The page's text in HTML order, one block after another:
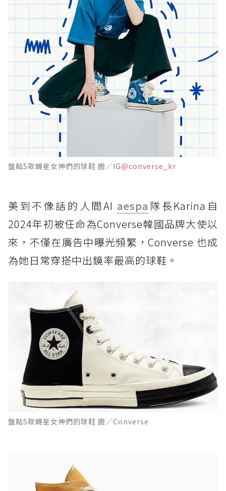
盤點5款韓星女神們的球鞋 圖／IG@converse_kr
美到不像話的人間AI aespa 隊長Karina自
2024年初被任命為Converse韓國品牌大使以
來，不僅在廣告中曝光頻繁，Converse 也成
為她日常穿搭中出鏡率最高的球鞋。
盤點5款韓星女神們的球鞋 圖／Converse